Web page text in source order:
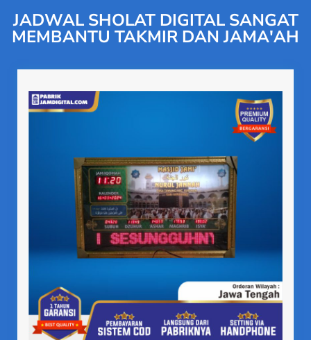
JADWAL SHOLAT DIGITAL SANGAT
MEMBANTU TAKMIR DAN JAMA'AH